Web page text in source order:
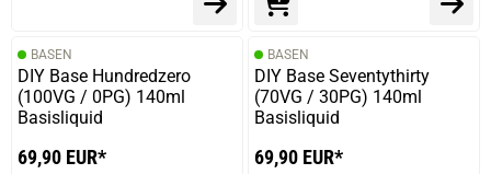
14.10.2025 — viaTrustedshops.de
Danny H.
Die Bewertung erfolgte ohne Abgabe eines Kommentars
BASEN
DIY Base Hundredzero
(100VG / 0PG) 140ml
Basisliquid
69,90 EUR*
BASEN
DIY Base Seventythirty
(70VG / 30PG) 140ml
Basisliquid
69,90 EUR*